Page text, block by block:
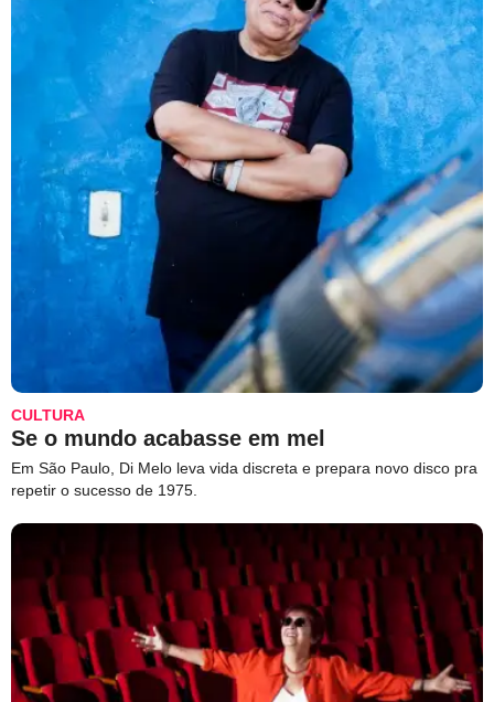
CULTURA
Se o mundo acabasse em mel
Em São Paulo, Di Melo leva vida discreta e prepara novo disco pra
repetir o sucesso de 1975.